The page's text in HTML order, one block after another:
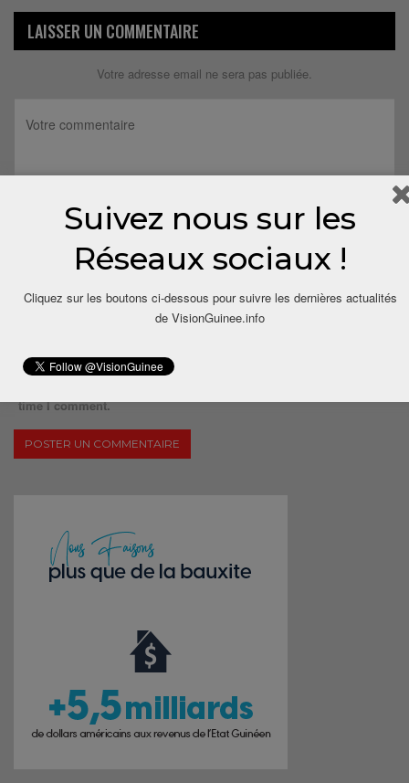
LAISSER UN COMMENTAIRE
Votre adresse email ne sera pas publiée.
time I comment.
Suivez nous sur les
Réseaux sociaux !
Cliquez sur les boutons ci-dessous pour suivre les dernières actualités
de VisionGuinee.info